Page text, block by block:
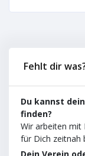
Fehlt dir
Du kannst
finden?
Wir arbeiten mit
für Dich zeitnah